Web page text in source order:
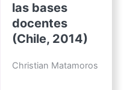
las bases
docentes
(Chile, 2014)
Christian Matamoros